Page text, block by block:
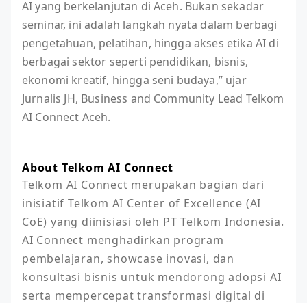
AI yang berkelanjutan di Aceh. Bukan sekadar
seminar, ini adalah langkah nyata dalam berbagi
pengetahuan, pelatihan, hingga akses etika AI di
berbagai sektor seperti pendidikan, bisnis,
ekonomi kreatif, hingga seni budaya,” ujar
Jurnalis JH, Business and Community Lead Telkom
AI Connect Aceh.
About Telkom AI Connect
Telkom AI Connect merupakan bagian dari
inisiatif Telkom AI Center of Excellence (AI
CoE) yang diinisiasi oleh PT Telkom Indonesia.
AI Connect menghadirkan program
pembelajaran, showcase inovasi, dan
konsultasi bisnis untuk mendorong adopsi AI
serta mempercepat transformasi digital di